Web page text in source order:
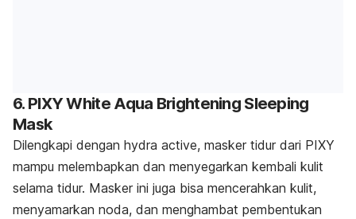
6. PIXY White Aqua Brightening Sleeping
Mask
Dilengkapi dengan hydra active, masker tidur dari PIXY
mampu melembapkan dan menyegarkan kembali kulit
selama tidur. Masker ini juga bisa mencerahkan kulit,
menyamarkan noda, dan menghambat pembentukan